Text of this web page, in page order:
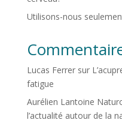
Utilisons-nous
Lucas Ferrersur
fatigue
Aurélien Lantoine
l’actualité autour de la